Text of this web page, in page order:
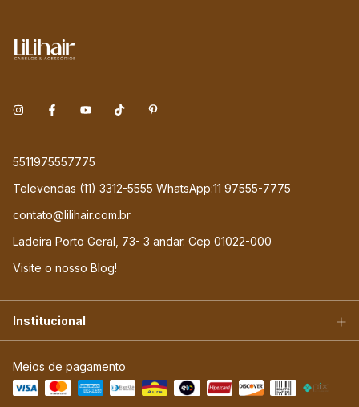
5511975557775
Televendas (11) 3312-5555 WhatsApp:11 97555-7775
contato@lilihair.com.br
Ladeira Porto Geral, 73- 3 andar. Cep 01022-000
Visite o nosso Blog!
Institucional
Meios de pagamento